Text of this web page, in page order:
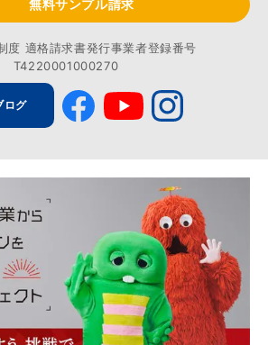
無料サンプル請求
度 適格請求書発行事業者登録番号
T4220001000270
ログ